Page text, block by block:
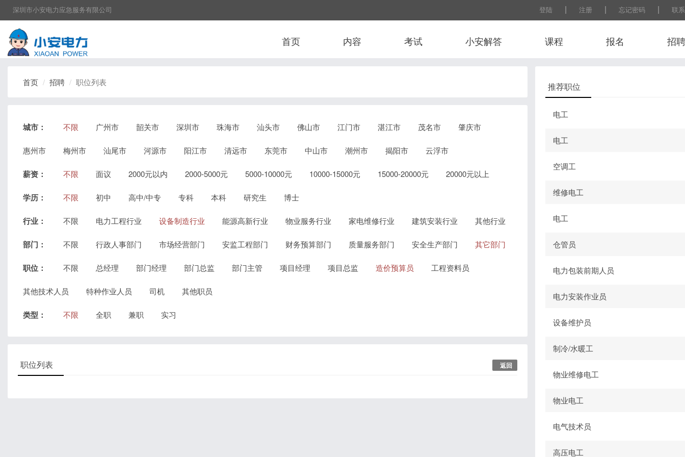
深圳市小安电力应急服务有限公司 登陆 | 注册 | 忘记密码 | 联
首页 内容 考试 小安解答 课程 报名 招聘
首页 招聘 职位列表
城市： 不限 广州市 韶关市 深圳市 珠海市 汕头市 佛山市 江门市 湛江市 茂名市 肇庆市
惠州市 梅州市 汕尾市 河源市 阳江市 清远市 东莞市 中山市 潮州市 揭阳市 云浮市
薪资： 不限 面议 2000元以内 2000-5000元 5000-10000元 10000-15000元 15000-20000元 20000元以上
学历： 不限 初中 高中/中专 专科 本科 研究生 博士
行业： 不限 电力工程行业 设备制造行业 能源高新行业 物业服务行业 家电维修行业 建筑安装行业 其他行业
部门： 不限 行政人事部门 市场经营部门 安监工程部门 财务预算部门 质量服务部门 安全生产部门 其它部门
职位： 不限 总经理 部门经理 部门总监 部门主管 项目经理 项目总监 造价预算员 工程资料员
其他技术人员 特种作业人员 司机 其他职员
类型： 不限 全职 兼职 实习
职位列表 返回
推荐职位
电工
电工
空调工
维修电工
电工
仓管员
电力包装前期人员
电力安装作业员
设备维护员
制冷/水暖工
物业维修电工
物业电工
电气技术员
高压电工